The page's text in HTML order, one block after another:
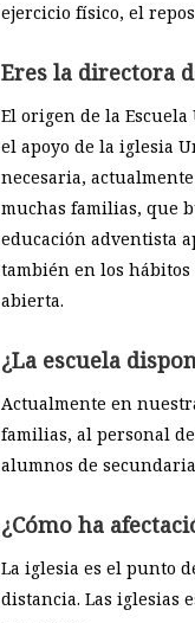
ejercicio físico, el
Eres la directora
El origen de la
el apoyo de la iglesia
necesaria,
muchas familias, que
educación adventista
también en los
abierta.
¿La escuela
Actualmente en
familias, al personal
alumnos de
¿Cómo ha
La iglesia es el punto
distancia. Las iglesias